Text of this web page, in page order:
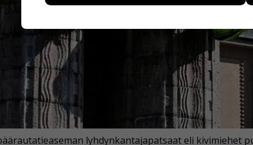
lyhdynkantajapatsaat eli kivimiehet
kuitenkaan kerää henkilötietoja kuten nimiä,
Voit valita, hyväksytkö näiden evästeiden